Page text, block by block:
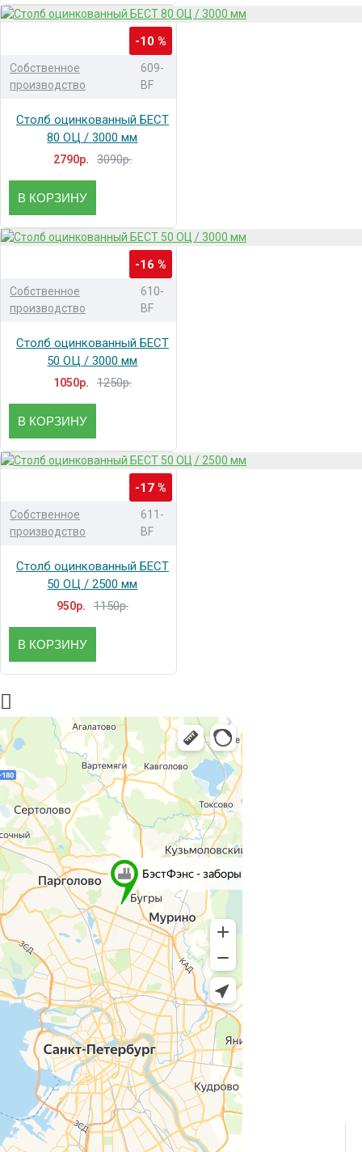
-10 %
Собственное
производство
609-
BF
Столб оцинкованный БЕСТ
80 ОЦ / 3000 мм
2790р. 3090р.
В КОРЗИНУ
-16 %
Собственное
производство
610-
BF
Столб оцинкованный БЕСТ
50 ОЦ / 3000 мм
1050р. 1250р.
В КОРЗИНУ
-17 %
Собственное
производство
611-
BF
Столб оцинкованный БЕСТ
50 ОЦ / 2500 мм
950р. 1150р.
В КОРЗИНУ
О компании